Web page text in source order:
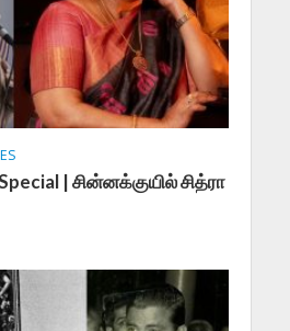
| சின்னக்குயில் சித்ரா